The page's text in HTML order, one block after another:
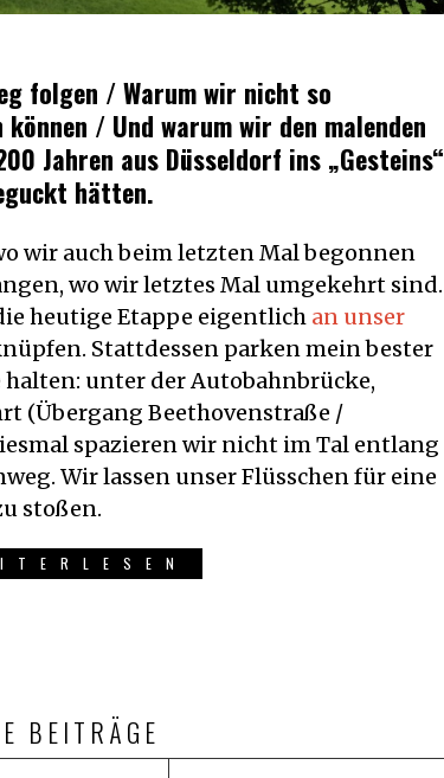
folgen / Warum wir nicht so
/ Und warum wir den malenden
Jahren aus Düsseldorf ins „Gesteins“
hätten.
wir auch beim letzten Mal begonnen
wo wir letztes Mal umgekehrt sind.
heutige Etappe eigentlich an unser
Stattdessen parken mein bester
unter der Autobahnbrücke,
(Übergang Beethovenstraße /
spazieren wir nicht im Tal entlang
Wir lassen unser Flüsschen für eine
stoßen.
BEITRÄGE